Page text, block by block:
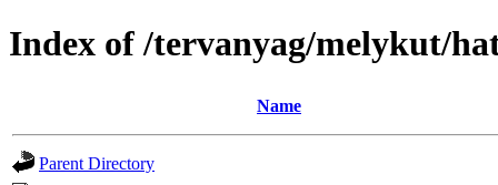
Index of /tervanyag/melykut/
Name
Parent Directory